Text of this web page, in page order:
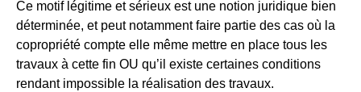
Ce motif légitime et sérieux est une notion juridique bien
déterminée, et peut notamment faire partie des cas où la
copropriété compte elle même mettre en place tous les
travaux à cette fin OU qu’il existe certaines conditions
rendant impossible la réalisation des travaux.